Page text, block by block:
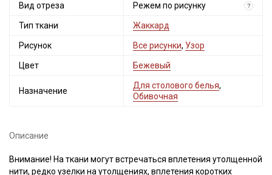
Вид отреза Режем по рисунку ?
Тип ткани Жаккард
Рисунок Все рисунки, Узор
Цвет Бежевый
Назначение
Для столового белья,
Обивочная
Описание
Внимание! На ткани могут встречаться вплетения утолщенной
нити, редко узелки на утолщениях, вплетения коротких